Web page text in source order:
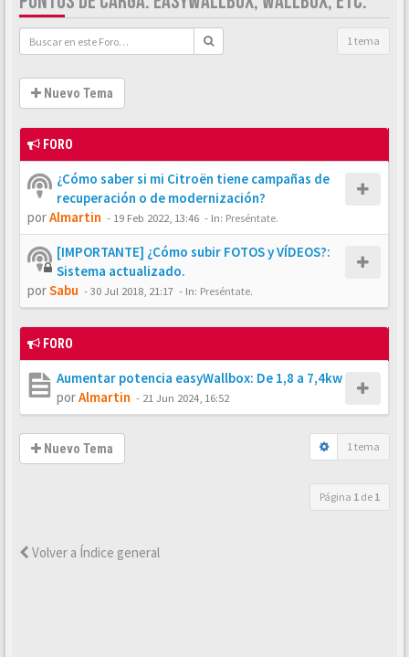
1 tema
Nuevo Tema
FORO
¿Cómo saber si mi Citroën tiene campañas de
recuperación o de modernización?
porAlmartin - 19 Feb 2022, 13:46 - In: Preséntate.
[IMPORTANTE] ¿Cómo subir FOTOS y VÍDEOS?:
Sistema actualizado.
porSabu -30 Jul 2018, 21:17 - In: Preséntate.
FORO
Aumentar potencia easyWallbox: De 1,8 a 7,4kw
porAlmartin - 21 Jun 2024, 16:52
Nuevo Tema 1 tema
Página 1 de 1
Volver a Índice general